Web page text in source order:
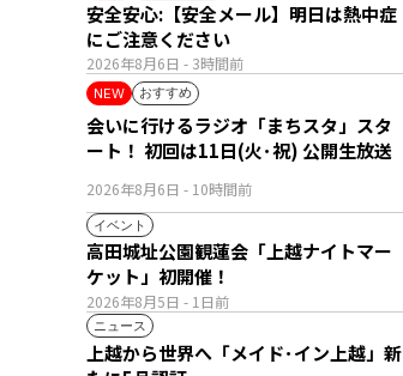
2026年8月6日 - 3時間前
安全安心:【安全メール】明日は熱中症
にご注意ください
NEW おすすめ
2026年8月6日 - 10時間前
会いに行けるラジオ「まちスタ」スタ
ート！ 初回は11日(火･祝) 公開生放送
イベント
2026年8月5日 - 1日前
高田城址公園観蓮会「上越ナイトマー
ケット」初開催！
ニュース
上越から世界へ「メイド･イン上越」新